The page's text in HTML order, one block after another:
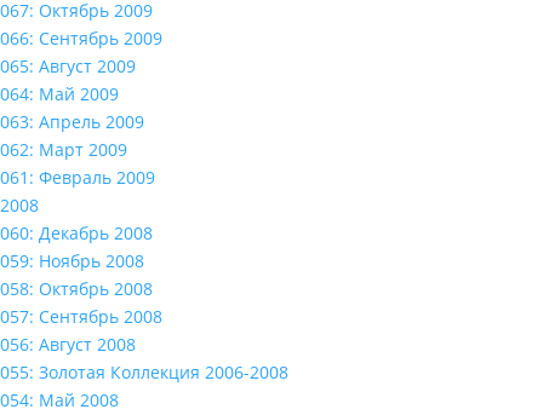
067: Октябрь 2009
066: Сентябрь 2009
065: Август 2009
064: Май 2009
063: Апрель 2009
062: Март 2009
061: Февраль 2009
2008
060: Декабрь 2008
059: Ноябрь 2008
058: Октябрь 2008
057: Сентябрь 2008
056: Август 2008
055: Золотая Коллекция 2006-2008
054: Май 2008